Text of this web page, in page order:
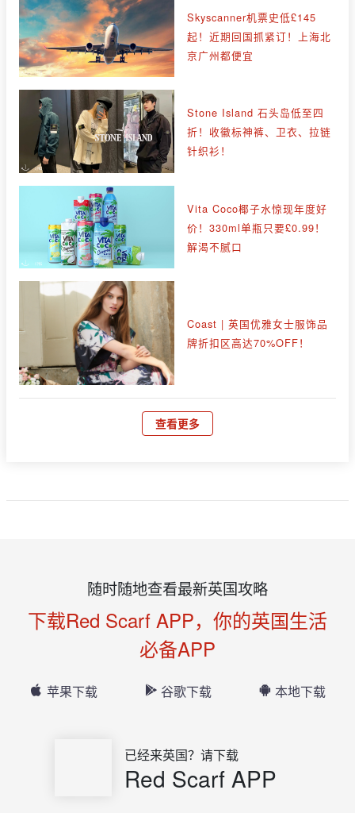
Skyscanner机票史低£145
起！近期回国抓紧订！上海北
京广州都便宜
Stone Island 石头岛低至四
折！收徽标神裤、卫衣、拉链
针织衫！
Vita Coco椰子水惊现年度好
价！330ml单瓶只要£0.99！
解渴不腻口
Coast | 英国优雅女士服饰品
牌折扣区高达70%OFF！
查看更多
随时随地查看最新英国攻略
下载Red Scarf APP，你的英国生活
必备APP
苹果下载 谷歌下载 本地下载
已经来英国？请下载
Red Scarf APP